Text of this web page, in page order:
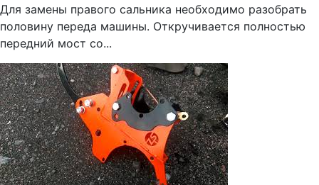
Для замены правого сальника необходимо разобрать
половину переда машины. Откручивается полностью
передний мост со...